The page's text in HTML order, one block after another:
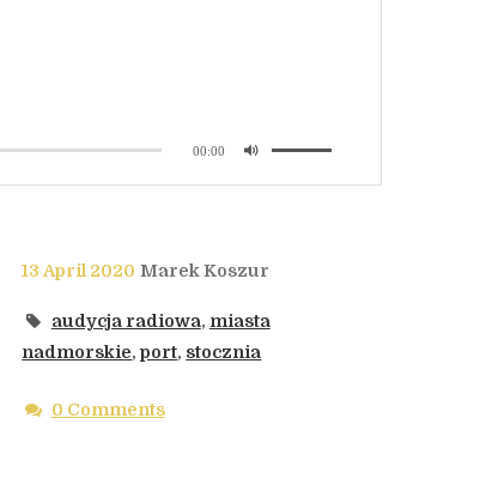
00:00
13 April 2020 Marek Koszur
audycja radiowa, miasta
nadmorskie,port, stocznia
0 Comments